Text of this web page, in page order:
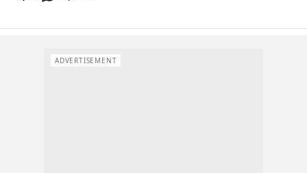
ADVERTISEMENT